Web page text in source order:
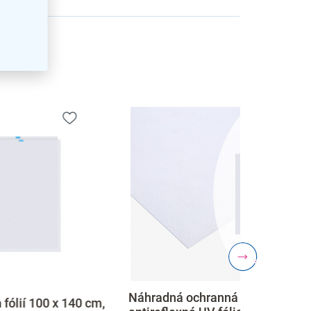
cm,
Náhradná ochranná